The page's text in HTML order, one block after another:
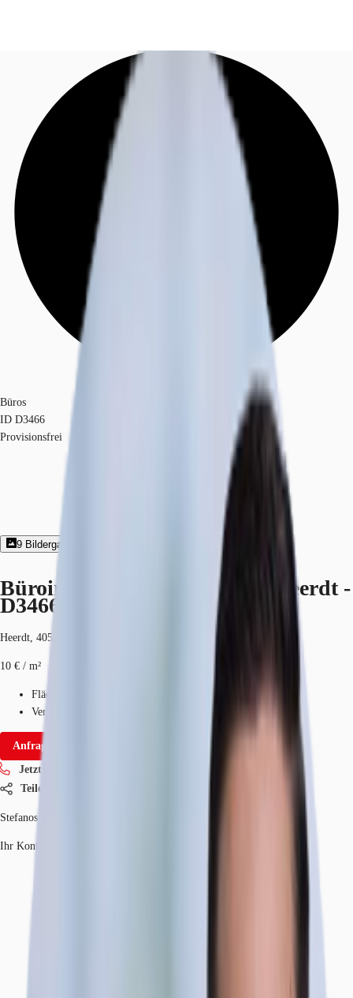
Investieren
Marktinformationen
Coworking
Ihre Ansprechpartner
Favoriten
Jetzt anrufen Kontaktieren Sie uns
Büros
ID D3466
Provisionsfrei
9 Bildergalerie
Büroimmobilie - Düsseldorf, Heerdt -
D3466
Heerdt, 40549, Düsseldorf, Nordrhein-Westfalen
10 € / m²
Fläche
Verfügbarkeit
Anfrage senden
Jetzt anrufen
Teilen
Stefanos Efremidis
Ihr Kontakt